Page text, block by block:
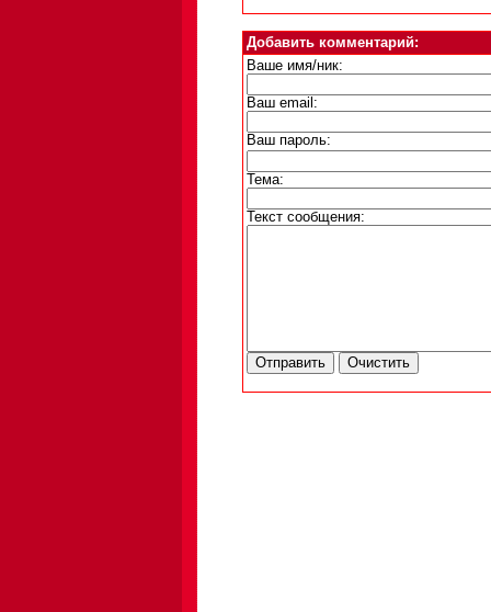
Добавить комментарий:
Ваше имя/ник:
Ваш email:
Ваш пароль:
Тема:
Текст сообщения: